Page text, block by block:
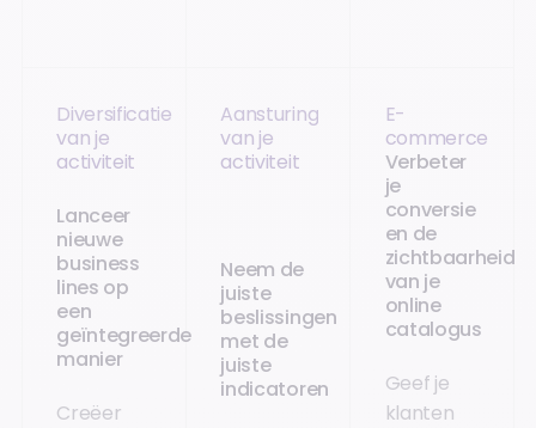
Diversificatie
van je
activiteit
Lanceer
nieuwe
business
lines op
een
geïntegreerde
manier
Creëer
Aansturing
van je
activiteit
Neem de
juiste
beslissingen
met de
juiste
indicatoren
E-
commerce
Verbeter
je
conversie
en de
zichtbaarheid
van je
online
catalogus
Geef je
klanten